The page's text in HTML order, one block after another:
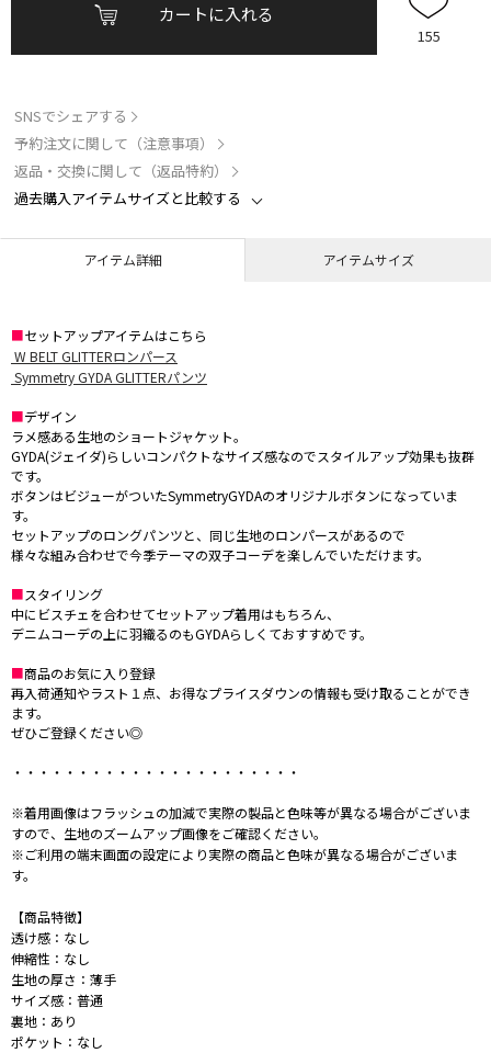
カートに入れる
155
SNSでシェアする
予約注文に関して（注意事項）
返品・交換に関して（返品特約）
過去購入アイテムサイズと比較する
アイテム詳細 アイテムサイズ
■セットアップアイテムはこちら
W BELT GLITTERロンパース
Symmetry GYDA GLITTERパンツ
■デザイン
ラメ感ある生地のショートジャケット。
GYDA(ジェイダ)らしいコンパクトなサイズ感なのでスタイルアップ効果も抜群
です。
ボタンはビジューがついたSymmetryGYDAのオリジナルボタンになっていま
す。
セットアップのロングパンツと、同じ生地のロンパースがあるので
様々な組み合わせで今季テーマの双子コーデを楽しんでいただけます。
■スタイリング
中にビスチェを合わせてセットアップ着用はもちろん、
デニムコーデの上に羽織るのもGYDAらしくておすすめです。
■商品のお気に入り登録
再入荷通知やラスト１点、お得なプライスダウンの情報も受け取ることができ
ます。
ぜひご登録ください◎
・・・・・・・・・・・・・・・・・・・・・・
※着用画像はフラッシュの加減で実際の製品と色味等が異なる場合がございま
すので、生地のズームアップ画像をご確認ください。
※ご利用の端末画面の設定により実際の商品と色味が異なる場合がございま
す。
【商品特徴】
透け感：なし
伸縮性：なし
生地の厚さ：薄手
サイズ感：普通
裏地：あり
ポケット：なし